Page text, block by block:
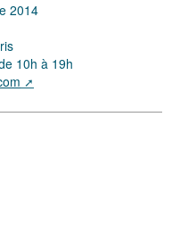
2014
10h à 19h